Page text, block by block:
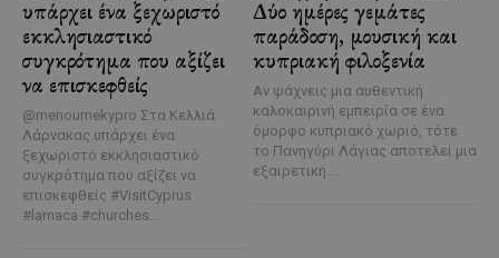
υπάρχει ένα ξεχωριστό
εκκλησιαστικό
συγκρότημα που αξίζει
να επισκεφθείς
@menoumekypro Στα Κελλιά
Λάρνακας υπάρχει ένα
ξεχωριστό εκκλησιαστικό
συγκρότημα που αξίζει να
επισκεφθείς #VisitCyprus
#larnaca #churches...
Δύο ημέρες γεμάτες
παράδοση, μουσική και
κυπριακή φιλοξενία
Αν ψάχνεις μια αυθεντική
καλοκαιρινή εμπειρία σε ένα
όμορφο κυπριακό χωριό, τότε
το Πανηγύρι Λάγιας αποτελεί μια
εξαιρετική...